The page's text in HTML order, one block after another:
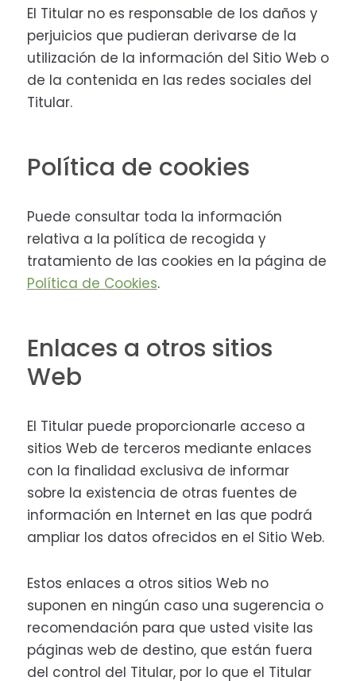
El Titular no es responsable de los daños y
perjuicios que pudieran derivarse de la
utilización de la información del Sitio Web o
de la contenida en las redes sociales del
Titular.
Política de cookies
Puede consultar toda la información
relativa a la política de recogida y
tratamiento de las cookies en la página de
Política de Cookies.
Enlaces a otros sitios
Web
El Titular puede proporcionarle acceso a
sitios Web de terceros mediante enlaces
con la finalidad exclusiva de informar
sobre la existencia de otras fuentes de
información en Internet en las que podrá
ampliar los datos ofrecidos en el Sitio Web.
Estos enlaces a otros sitios Web no
suponen en ningún caso una sugerencia o
recomendación para que usted visite las
páginas web de destino, que están fuera
del control del Titular, por lo que el Titular